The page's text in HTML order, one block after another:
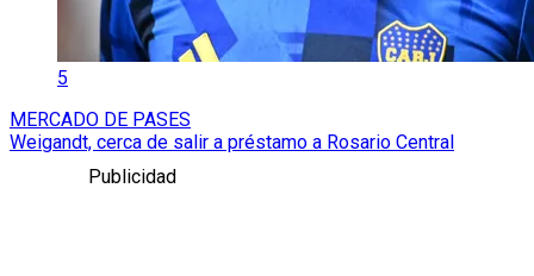
5
MERCADO DE PASES
Weigandt, cerca de salir a préstamo a Rosario Central
Publicidad